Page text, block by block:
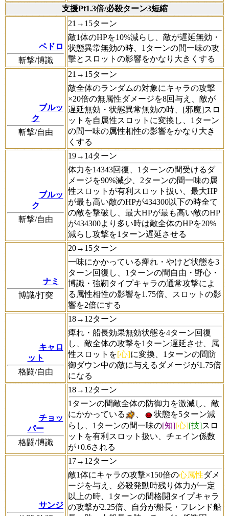
支援Pt1.3倍/必殺ターン3短縮
ペドロ
斬撃/博識
21→15ターン
敵1体のHPを10%減らし、敵が遅延無効・
状態異常無効の時、1ターンの間一味の攻
撃とスロットの影響をかなり大きくする
ブルッ
ク
斬撃/自由
21→15ターン
敵全体のランダムの対象にキャラの攻撃
×20倍の無属性ダメージを8回与え、敵が
遅延無効・状態異常無効の時、[邪魔]スロ
ットを自属性スロットに変換し、1ターン
の間一味の属性相性の影響をかなり大き
くする
ブルッ
ク
斬撃/自由
19→14ターン
体力を14343回復、1ターンの間受けるダ
メージを90%減少、2ターンの間一味の属
性スロットが有利スロット扱い、最大HP
が最も高い敵のHPが434300以下の時全て
の敵を撃破し、最大HPが最も高い敵のHP
が434300より多い時は敵全体のHPを20%
減らし攻撃を1ターン遅延させる
ナミ
博識/打突
20→15ターン
一味にかかっている痺れ・やけど状態を3
ターン回復し、1ターンの間自由・野心・
博識・強靭タイプキャラの通常攻撃によ
る属性相性の影響を1.75倍、スロットの影
響を2倍にする
キャロ
ット
格闘/自由
18→12ターン
痺れ・船長効果無効状態を4ターン回復
し、敵全体の攻撃を1ターン遅延させ、属
性スロットを[心]に変換、1ターンの間防
御ダウン中の敵に与えるダメージが1.75倍
になる
チョッ
パー
格闘/博識
18→12ターン
1ターンの間敵全体の防御力を激減し、敵
にかかっている
状態を5ターン減
らし、1ターンの間一味の[知][心][技]スロ
ットを有利スロット扱い、チェイン係数
が+0.6される
サンジ
17→12ターン
敵1体にキャラの攻撃×150倍の心属性ダメ
ージを与え、必殺発動時残り体力が一定
以上の時、1ターンの間格闘タイプキャラ
の攻撃が2.25倍、自分が船長・フレンド船